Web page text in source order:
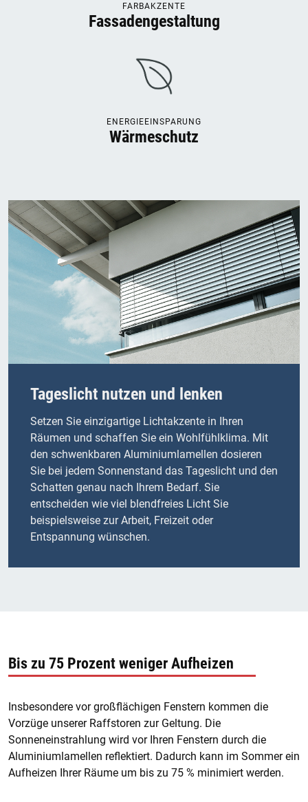
FARBAKZENTE
Fassadengestaltung
ENERGIEEINSPARUNG
Wärmeschutz
Tageslicht nutzen und lenken
Setzen Sie einzigartige Lichtakzente in Ihren
Räumen und schaffen Sie ein Wohlfühlklima. Mit
den schwenkbaren Aluminiumlamellen dosieren
Sie bei jedem Sonnenstand das Tageslicht und den
Schatten genau nach Ihrem Bedarf. Sie
entscheiden wie viel blendfreies Licht Sie
beispielsweise zur Arbeit, Freizeit oder
Entspannung wünschen.
Bis zu 75 Prozent weniger Aufheizen
Insbesondere vor großflächigen Fenstern kommen die
Vorzüge unserer Raffstoren zur Geltung. Die
Sonneneinstrahlung wird vor Ihren Fenstern durch die
Aluminiumlamellen reflektiert. Dadurch kann im Sommer ein
Aufheizen Ihrer Räume um bis zu 75 % minimiert werden.